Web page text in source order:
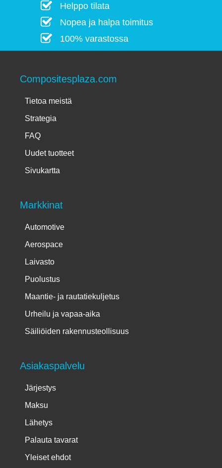
Helppo tilata
Nopea ja halpa toimitus
100% varastossa
Compositesplaza.com
Tietoa meistä
Strategia
FAQ
Uudet tuotteet
Sivukartta
Markkinat
Automotive
Aerospace
Laivasto
Puolustus
Maantie- ja rautatiekuljetus
Urheilu ja vapaa-aika
Säiliöiden rakennusteollisuus
Asiakaspalvelu
Järjestys
Maksu
Lähetys
Palauta tavarat
Yleiset ehdot